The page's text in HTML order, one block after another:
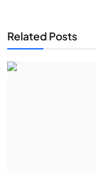
Related Posts